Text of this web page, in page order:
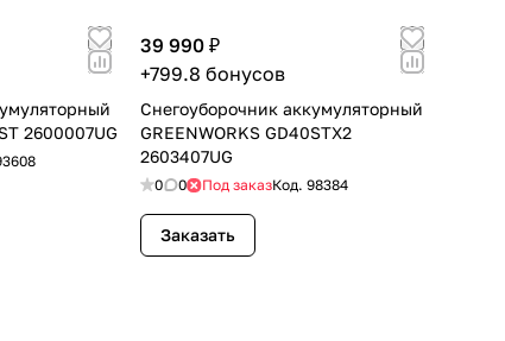
2600007UG
39 990 ₽
+799.8 бонусов
Снегоуборочник аккумуляторный
GREENWORKS GD40STX2
2603407UG
0 0 Под заказКод. 98384
Заказать